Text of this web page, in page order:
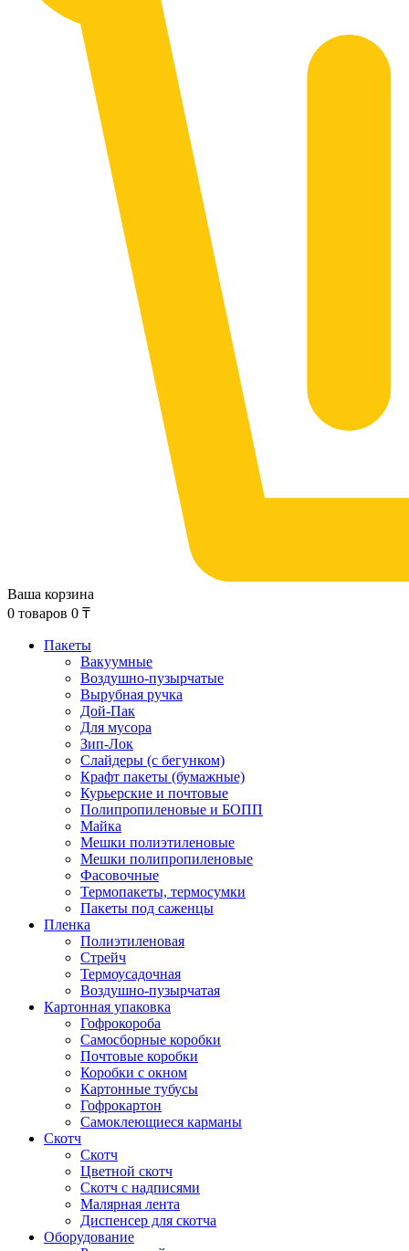
Ваша корзина
0 товаров 0 ₸
Пакеты
Вакуумные
Воздушно-пузырчатые
Вырубная ручка
Дой-Пак
Для мусора
Зип-Лок
Слайдеры (с бегунком)
Крафт пакеты (бумажные)
Курьерские и почтовые
Полипропиленовые и БОПП
Майка
Мешки полиэтиленовые
Мешки полипропиленовые
Фасовочные
Термопакеты, термосумки
Пакеты под саженцы
Пленка
Полиэтиленовая
Стрейч
Термоусадочная
Воздушно-пузырчатая
Картонная упаковка
Гофрокороба
Самосборные коробки
Почтовые коробки
Коробки с окном
Картонные тубусы
Гофрокартон
Самоклеющиеся карманы
Скотч
Скотч
Цветной скотч
Скотч с надписями
Малярная лента
Диспенсер для скотча
Оборудование